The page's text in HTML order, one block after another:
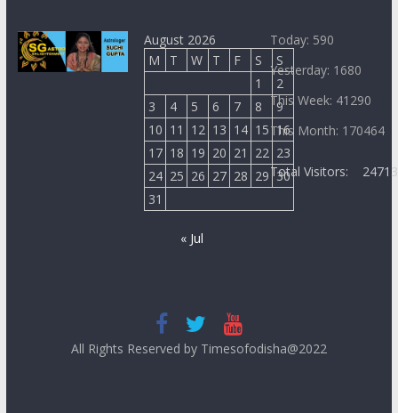
August 2026
M
T W T F S
S
1
2
3
4 5 6 7 8
9
10 11 12 13 14 15 16
17 18 19 20 21 22 23
24 25 26 27 28 29 30
31
« Jul
Today: 590
Yesterday: 1680
This Week: 41290
This Month: 170464
Total Visitors:
All Rights Reserved by Timesofodisha@2022